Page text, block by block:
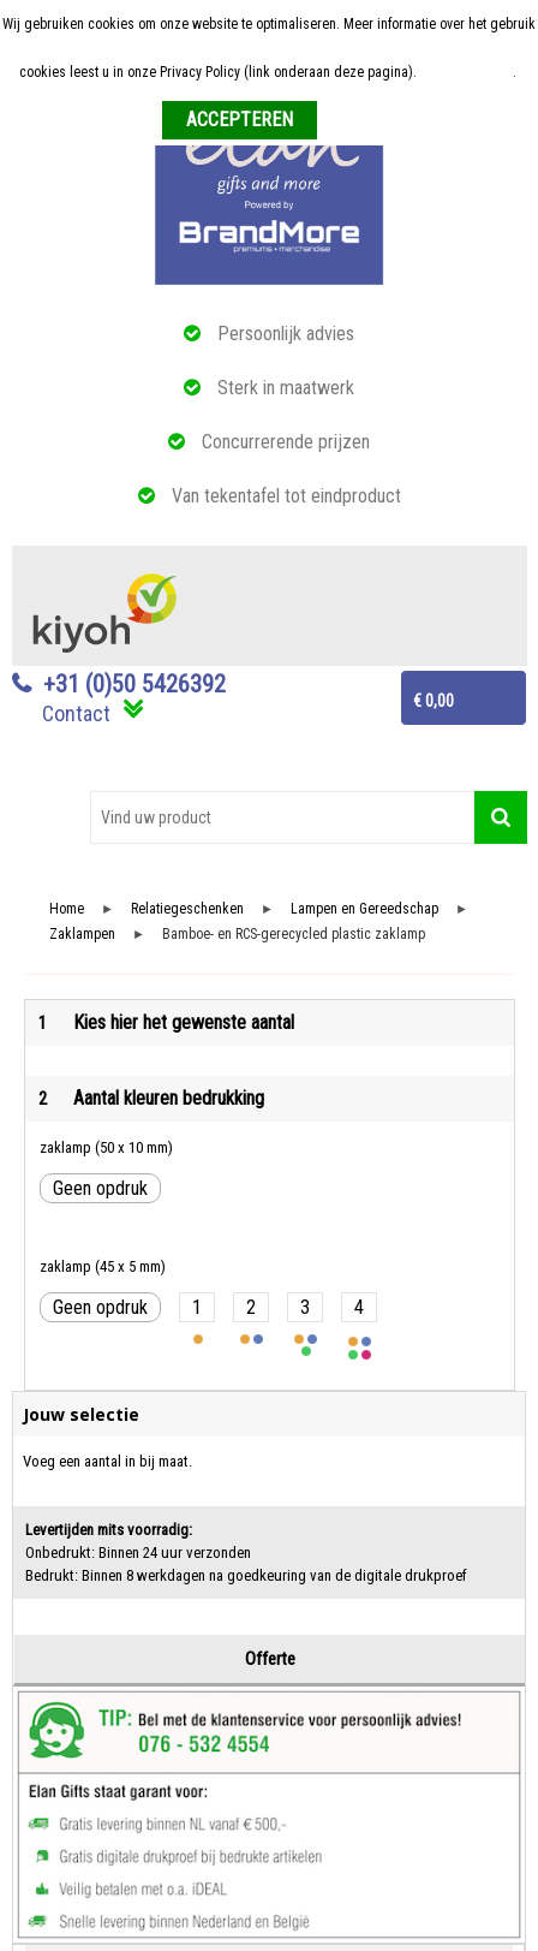
Persoonlijk advies
Sterk in maatwerk
Concurrerende prijzen
Van tekentafel tot eindproduct
€ 0,00
+31 (0)50 5426392
Contact
Home
ALLE RELATIEGESCHENKEN
Home ► Relatiegeschenken ► Lampen en Gereedschap ►
Zaklampen ► Bamboe- en RCS-gerecycled plastic zaklamp
1 Kies hier het gewenste aantal
2 Aantal kleuren bedrukking
zaklamp (50 x 10 mm)
Geen opdruk
zaklamp (45 x 5 mm)
Geen opdruk 1 2 3 4
Jouw selectie
Voeg een aantal in bij maat.
Levertijden mits voorradig:
Onbedrukt: Binnen 24 uur verzonden
Bedrukt: Binnen 8 werkdagen na goedkeuring van de digitale drukproef
Offerte
Wij gebruiken cookies om onze website te optimaliseren. Meer informatie over het gebruik
cookies leest u in onze Privacy Policy (link onderaan deze pagina). .